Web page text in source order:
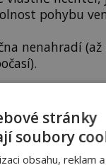
pohybu
nenahradí
jak na
náročný HIIT
váš cvičební čas
pomoci, když
(dog
stránky
soubory
obsahu, reklam